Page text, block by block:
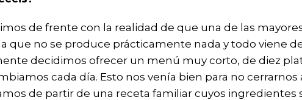
de frente con la realidad de que una de las
que no se produce prácticamente nada y todo viene
decidimos ofrecer un menú muy corto, de diez
cada día. Esto nos venía bien para no
de partir de una receta familiar cuyos ingredientes